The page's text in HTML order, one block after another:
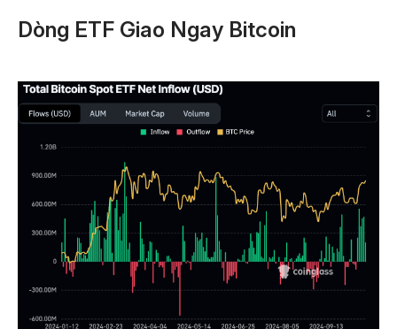
Dòng ETF Giao Ngay Bitcoin